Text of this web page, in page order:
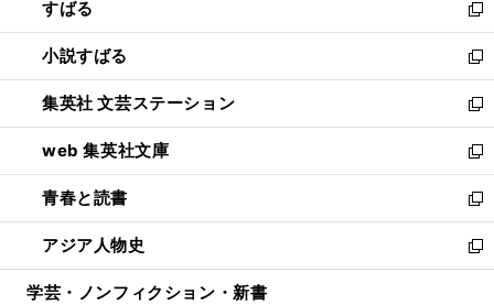
く
で
開
く
ド
ウ
で
開
く
すばる
新
し
い
ウ
ィ
ン
ド
ウ
で
開
く
小説すばる
新
し
い
ウ
ィ
ン
ド
ウ
で
開
集英社 文芸ステーション
新
し
い
ウ
ィ
ン
ド
ウ
web 集英社文庫
新
し
い
ウ
ィ
ン
青春と読書
新
し
い
ウ
アジア人物史
新
し
学芸・ノンフィクション・新書